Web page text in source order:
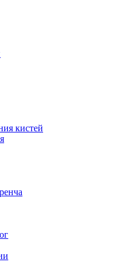
кистей